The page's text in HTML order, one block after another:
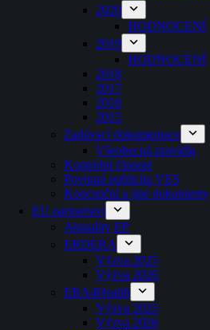
2020
HODNOCENÍ
2019
HODNOCENÍ
2018
2017
2016
2015
Zadávací dokumentace
Všeobecná pravidla
Kontrolní činnost
Povinná publicita VES
Koncepční a jiné dokumenty
EU partnerství
Aktuality EP
ERDERA
Výzva 2025
Výzva 2026
ERA4Health
Výzva 2025
Výzva 2026